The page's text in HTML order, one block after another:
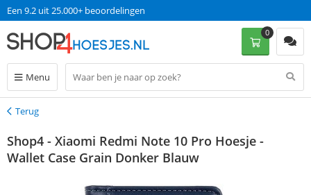
Een 9.2 uit 25.000+ beoordelingen
Menu
0
Terug
Terug
Shop4 - Xiaomi Redmi Note 10 Pro Hoesje -
Wallet Case Grain Donker Blauw